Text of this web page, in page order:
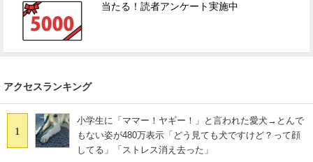
当たる！読者アンケート実施中
アクセスランキング
1
小学生に「ママー！ヤギー！」と言われた愛犬→とんで
もない姿が480万表示「どう見ても犬ですけど？って顔
してる」「ストレス消え去った」